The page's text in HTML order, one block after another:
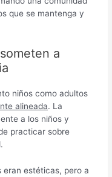
que se mantenga y
a
niños como adultos
alineada. La
a los niños y
practicar sobre
eran estéticas, pero a